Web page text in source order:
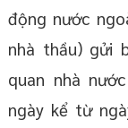
động nước
nhà thầu) gửi
quan nhà
ngày kể từ